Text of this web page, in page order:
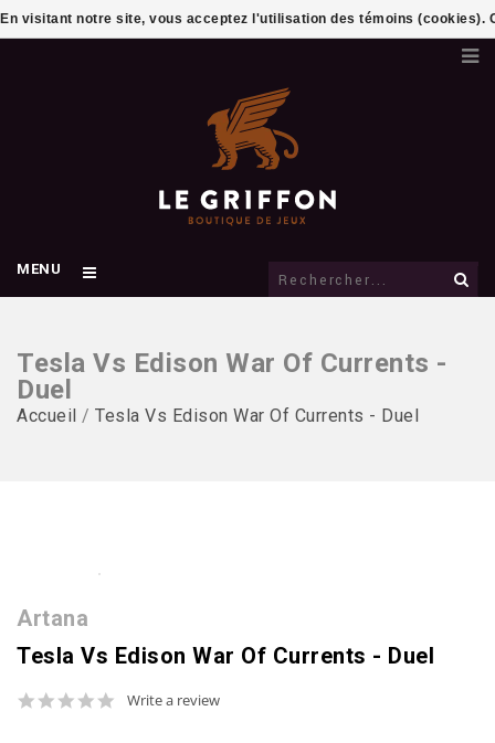
MENU
Tesla Vs Edison War Of Currents -
Duel
Accueil / Tesla Vs Edison War Of Currents - Duel
Artana
Tesla Vs Edison War Of Currents - Duel
0.0
Write a review
En visitant notre site, vous acceptez l'utilisation des témoins